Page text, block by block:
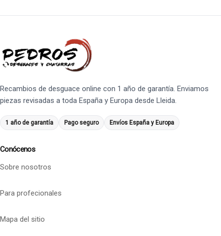
Recambios de desguace online con 1 año de garantía. Enviamos
piezas revisadas a toda España y Europa desde Lleida.
1 año de garantía Pago seguro Envíos España y Europa
Conócenos
Sobre nosotros
Para profecionales
Mapa del sitio